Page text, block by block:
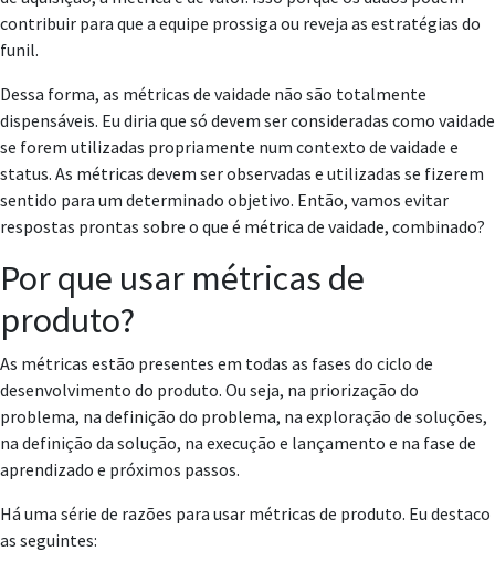
contribuir para que a equipe prossiga ou reveja as estratégias do
funil.
Dessa forma, as métricas de vaidade não são totalmente
dispensáveis. Eu diria que só devem ser consideradas como vaidade
se forem utilizadas propriamente num contexto de vaidade e
status. As métricas devem ser observadas e utilizadas se fizerem
sentido para um determinado objetivo. Então, vamos evitar
respostas prontas sobre o que é métrica de vaidade, combinado?
Por que usar métricas de
produto?
As métricas estão presentes em todas as fases do ciclo de
desenvolvimento do produto. Ou seja, na priorização do
problema, na definição do problema, na exploração de soluções,
na definição da solução, na execução e lançamento e na fase de
aprendizado e próximos passos.
Há uma série de razões para usar métricas de produto. Eu destaco
as seguintes: